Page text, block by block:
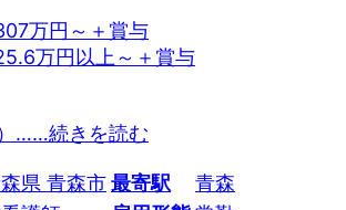
万円～＋賞与
万円以上～＋賞与
……続きを読む
県 青森市最寄駅
青森